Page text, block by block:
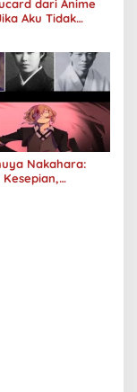
dari Anime
Aku Tidak
Nakahara:
Kesepian,